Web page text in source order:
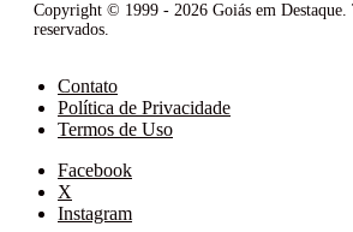
Copyright © 1999 - 2026 Goiás em Destaque.
reservados.
Contato
Política de Privacidade
Termos de Uso
Facebook
X
Instagram